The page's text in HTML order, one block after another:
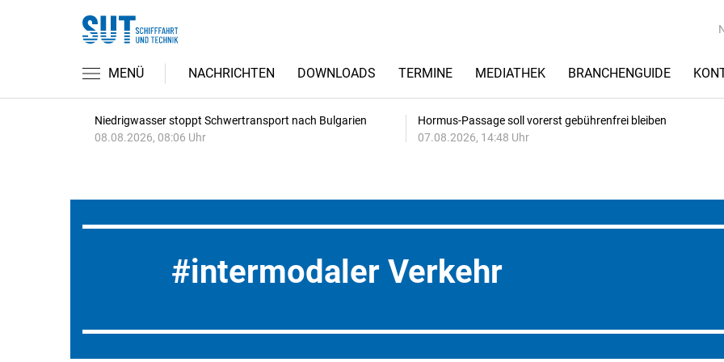
MENÜ NACHRICHTEN DOWNLOADS TERMINE MEDIATHEK BRANCHENGUIDE
Niedrigwasser stoppt Schwertransport nach Bulgarien
08.08.2026, 08:06 Uhr
Hormus-Passage soll vorerst gebührenfrei bleiben
07.08.2026, 14:48 Uhr
intermodaler Verkehr